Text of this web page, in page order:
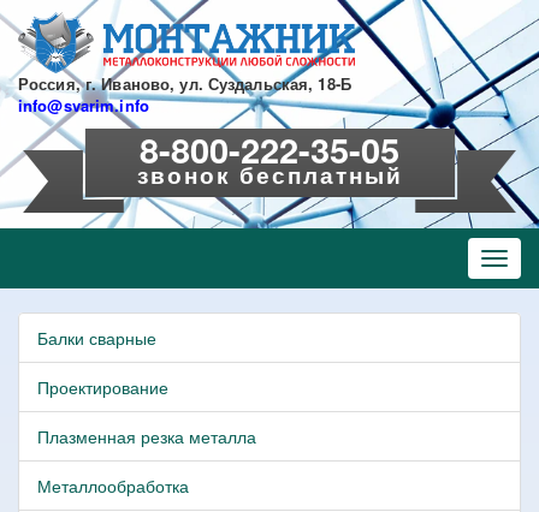
Перейти
основному
содержанию
Россия, г. Иваново, ул. Суздальская, 18-Б
info@svarim.info
8-800-222-35-05
звонок бесплатный
Балки сварные
Проектирование
Плазменная резка металла
Металлообработка